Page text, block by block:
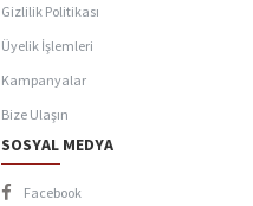
Gizlilik Politikası
Üyelik İşlemleri
Kampanyalar
Bize Ulaşın
SOSYAL MEDYA
Facebook